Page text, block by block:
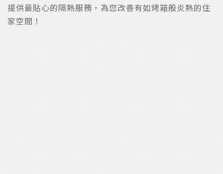
提供最貼心的隔熱服務，為您改善有如烤箱般炎熱的住
家空間！